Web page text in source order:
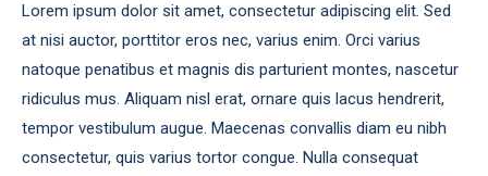
Lorem ipsum dolor sit amet, consectetur adipiscing elit. Sed
at nisi auctor, porttitor eros nec, varius enim. Orci varius
natoque penatibus et magnis dis parturient montes, nascetur
ridiculus mus. Aliquam nisl erat, ornare quis lacus hendrerit,
tempor vestibulum augue. Maecenas convallis diam eu nibh
consectetur, quis varius tortor congue. Nulla consequat